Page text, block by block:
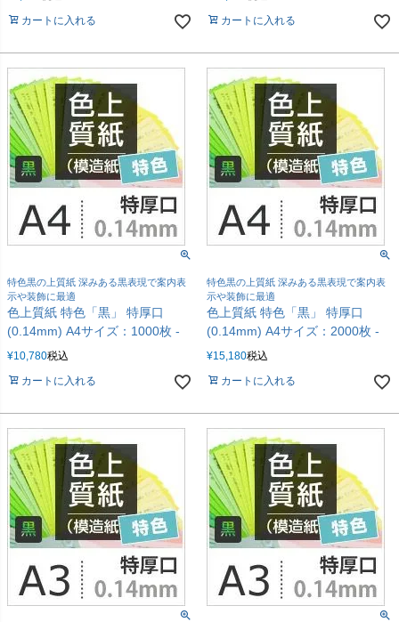
カートに入れる カートに入れる
特色黒の上質紙 深みある黒表現で案内表
示や装飾に最適
色上質紙 特色「黒」 特厚口
(0.14mm) A4サイズ：1000枚 -
¥10,780税込
カートに入れる
特色黒の上質紙 深みある黒表現で案内表
示や装飾に最適
色上質紙 特色「黒」 特厚口
(0.14mm) A4サイズ：2000枚 -
¥15,180税込
カートに入れる